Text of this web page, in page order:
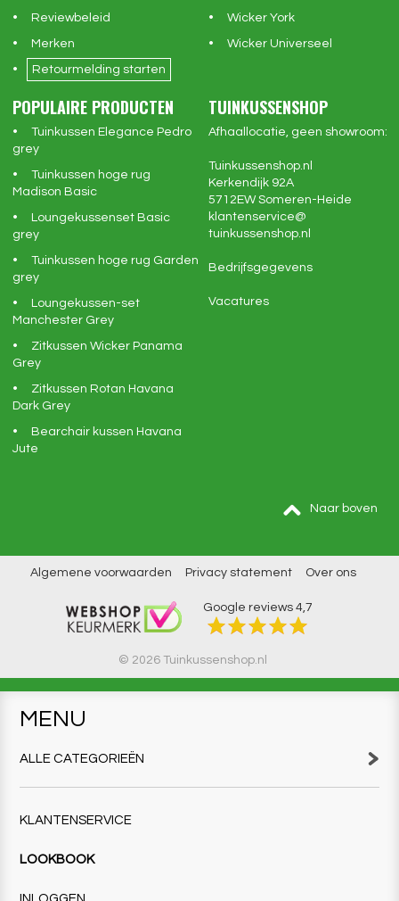
Reviewbeleid
Merken
Retourmelding starten
Wicker York
Wicker Universeel
POPULAIRE PRODUCTEN
Tuinkussen Elegance Pedro
grey
Tuinkussen hoge rug
Madison Basic
Loungekussenset Basic
grey
Tuinkussen hoge rug Garden
grey
Loungekussen-set
Manchester Grey
Zitkussen Wicker Panama
Grey
Zitkussen Rotan Havana
Dark Grey
Bearchair kussen Havana
Jute
TUINKUSSENSHOP
Afhaallocatie, geen showroom:
Tuinkussenshop.nl
Kerkendijk 92A
5712EW Someren-Heide
klantenservice@
tuinkussenshop.nl
Bedrijfsgegevens
Vacatures
Naar boven
Algemene voorwaarden Privacy statement Over ons
Google reviews 4,7
© 2026 Tuinkussenshop.nl
MENU
ALLE CATEGORIEËN
KLANTENSERVICE
LOOKBOOK